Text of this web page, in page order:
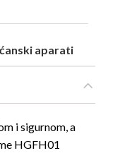
aparati
i sigurnom, a
HGFH01